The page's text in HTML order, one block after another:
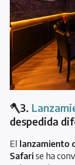
🪓3.
despedida
El lanzamiento
Safarise ha